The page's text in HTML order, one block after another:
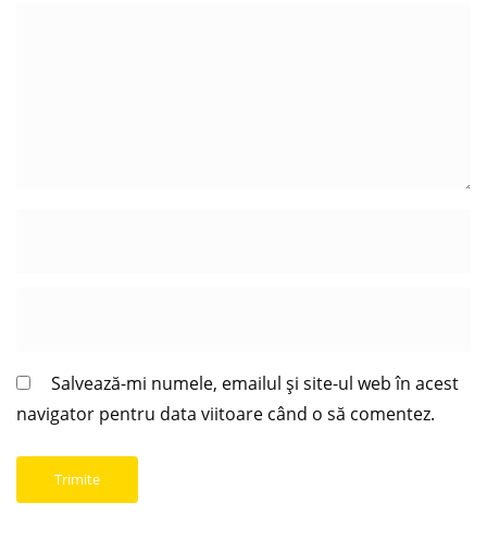
Salvează-mi numele, emailul și site-ul web în acest
navigator pentru data viitoare când o să comentez.